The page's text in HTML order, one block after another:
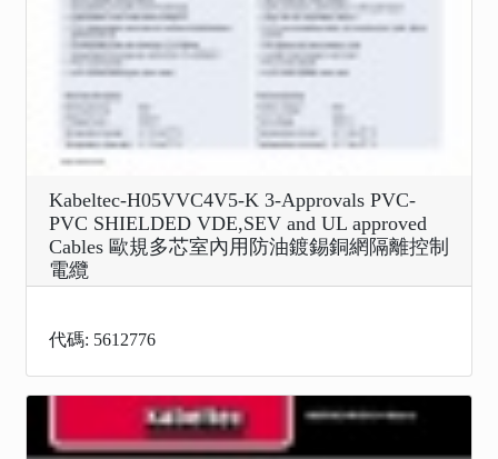
Kabeltec-H05VVC4V5-K 3-Approvals PVC-
PVC SHIELDED VDE,SEV and UL approved
Cables 歐規多芯室內用防油鍍錫銅網隔離控制
電纜
代碼: 5612776